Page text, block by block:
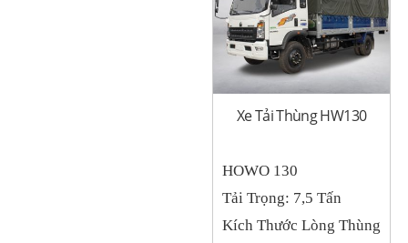
Xe Tải Thùng HW130
HOWO 130
Tải Trọng: 7,5 Tấn
Kích Thước Lòng Thùng